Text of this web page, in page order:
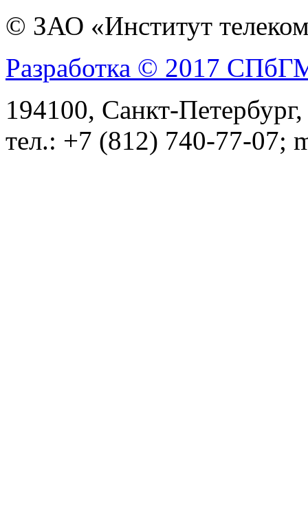
© ЗАО «Институт
Разработка © 2017
194100, Санкт-
тел.: +7 (812) 740-77-07;